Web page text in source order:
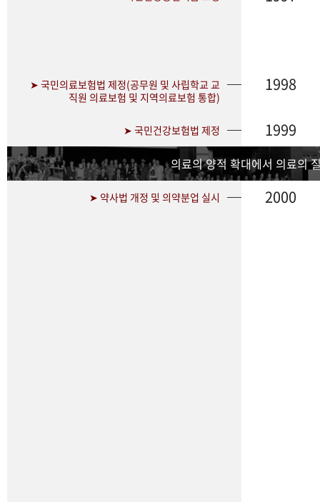
➤ 국민의료보험법 제정(공무원 및 사립학교 교
직원 의료보험 및 지역의료보험 통합)
1998
➤ 국민건강보험법 제정 1999
의료의 양적 확대에서 의료의
➤ 약사법 개정 및 의약분업 실시 2000